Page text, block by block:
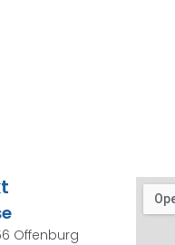
Offenburg